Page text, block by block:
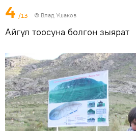
4 /13 © Влад Ушаков
Айгүл тоосуна болгон зыярат